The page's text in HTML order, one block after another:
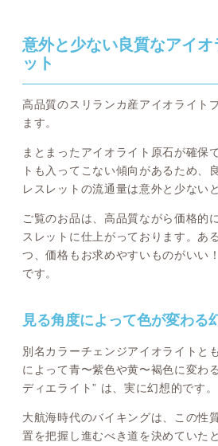
意外と少ない良質なアイ
ット
高品質のスリランカ産アイオライト
ます。
まとまったアイオライト原石が確保
トも入ってこない傾向があるため、
レスレットの流通量は意外と少ない
ご覧のお品は、高品質ながら価格的
スレットに仕上がっております。あ
つ、価格もお求めやすいものがいい
です。
見る角度によって色が変わる
別名カラーチェンジアイオライトと
によって青〜紫色や黄〜褐色に変わ
ディエライト” は、実に幻想的です。
大航海時代のバイキングは、この性
置を把握し進むべき道を決めていた